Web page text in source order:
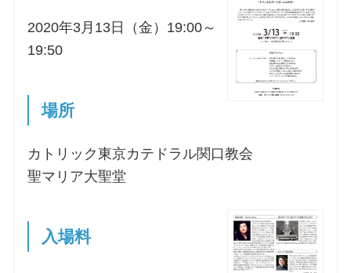
ご利用にあたって
交通・アクセス
2020年3月13日（金）19:00～
19:50
場所
カトリック東京カテドラル関口教会
聖マリア大聖堂
入場料